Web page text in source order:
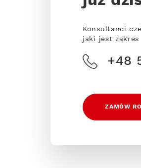
Konsultanci
jaki jest zakres
+48
ZAMÓW